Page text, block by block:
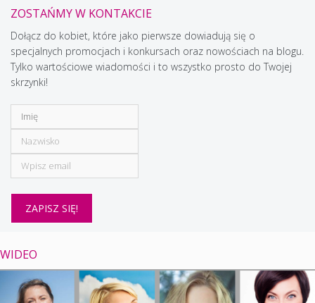
ZOSTAŃMY W KONTAKCIE
Dołącz do kobiet, które jako pierwsze dowiadują się o
specjalnych promocjach i konkursach oraz nowościach na blogu.
Tylko wartościowe wiadomości i to wszystko prosto do Twojej
skrzynki!
WIDEO